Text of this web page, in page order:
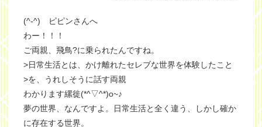
(^-^) ピピンさんへ
わー！！！
ご両親、飛鳥?に乗られたんですね。
>日常生活とは、かけ離れたセレブな世界を体験したこと
>を、うれしそうに話す両親
わかります縲徙(*^▽^*)o~♪
夢の世界、なんですよ。日常生活と全く違う、しかし確か
に存在する世界。